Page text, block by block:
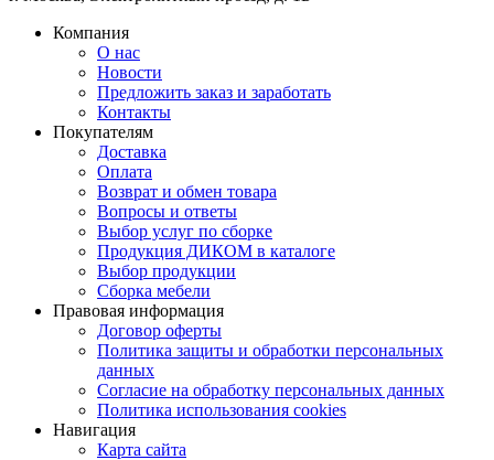
Компания
О нас
Новости
Предложить заказ и заработать
Контакты
Покупателям
Доставка
Оплата
Возврат и обмен товара
Вопросы и ответы
Выбор услуг по сборке
Продукция ДИКОМ в каталоге
Выбор продукции
Сборка мебели
Правовая информация
Договор оферты
Политика защиты и обработки персональных
данных
Согласие на обработку персональных данных
Политика использования cookies
Навигация
Карта сайта